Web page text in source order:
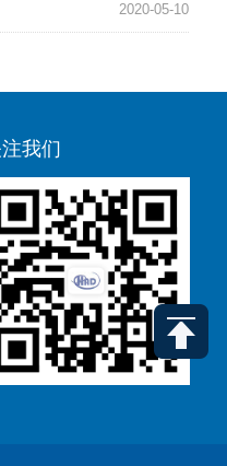
2020-05-10
我们